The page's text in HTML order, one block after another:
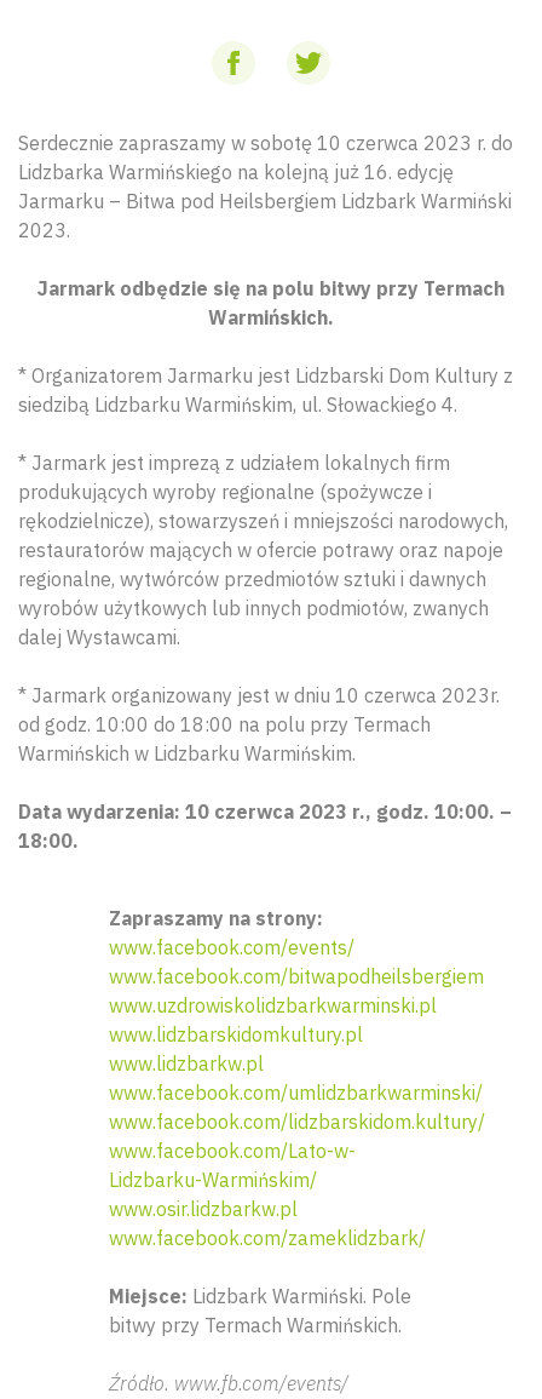
Serdecznie zapraszamy w sobotę 10 czerwca 2023 r. do
Lidzbarka Warmińskiego na kolejną już 16. edycję
Jarmarku – Bitwa pod Heilsbergiem Lidzbark Warmiński
2023.
Jarmark odbędzie się na polu bitwy przy Termach
Warmińskich.
* Organizatorem Jarmarku jest Lidzbarski Dom Kultury z
siedzibą Lidzbarku Warmińskim, ul. Słowackiego 4.
* Jarmark jest imprezą z udziałem lokalnych firm
produkujących wyroby regionalne (spożywcze i
rękodzielnicze), stowarzyszeń i mniejszości narodowych,
restauratorów mających w ofercie potrawy oraz napoje
regionalne, wytwórców przedmiotów sztuki i dawnych
wyrobów użytkowych lub innych podmiotów, zwanych
dalej Wystawcami.
* Jarmark organizowany jest w dniu 10 czerwca 2023r.
od godz. 10:00 do 18:00 na polu przy Termach
Warmińskich w Lidzbarku Warmińskim.
Data wydarzenia: 10 czerwca 2023 r., godz. 10:00. –
18:00.
Zapraszamy na strony:
www.facebook.com/events/
www.facebook.com/bitwapodheilsbergiem
www.uzdrowiskolidzbarkwarminski.pl
www.lidzbarskidomkultury.pl
www.lidzbarkw.pl
www.facebook.com/umlidzbarkwarminski/
www.facebook.com/lidzbarskidom.kultury/
www.facebook.com/Lato-w-
Lidzbarku-Warmińskim/
www.osir.lidzbarkw.pl
www.facebook.com/zameklidzbark/
Miejsce: Lidzbark Warmiński. Pole
bitwy przy Termach Warmińskich.
Źródło. www.fb.com/events/